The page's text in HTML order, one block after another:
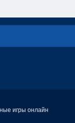
игры онлайн